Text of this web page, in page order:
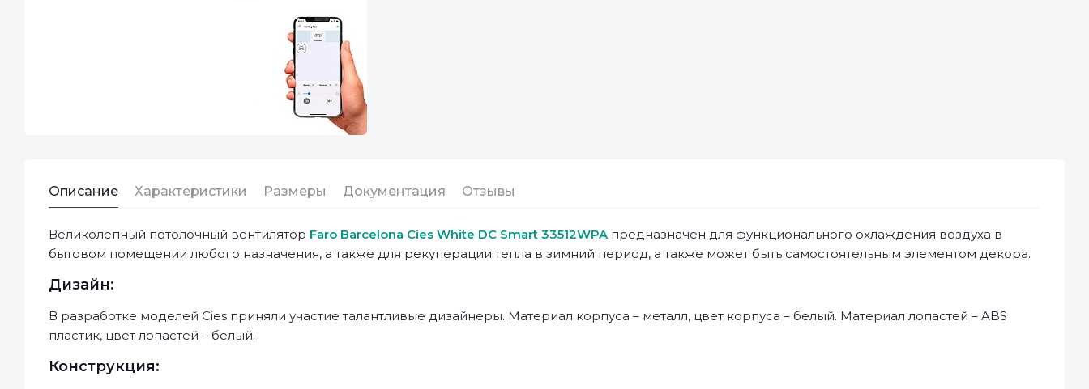
Описание Характеристики Размеры Документация Отзывы
Великолепный потолочный вентилятор Faro Barcelona Cies White DC Smart 33512WPAпредназначен для функционального охлаждения воздуха в
бытовом помещении любого назначения, а также для рекуперации тепла в зимний период, а также может быть самостоятельным элементом декора.
Дизайн:
В разработке моделей Cies приняли участие талантливые дизайнеры. Материал корпуса – металл, цвет корпуса – белый. Материал лопастей – ABS
пластик, цвет лопастей – белый.
Конструкция: